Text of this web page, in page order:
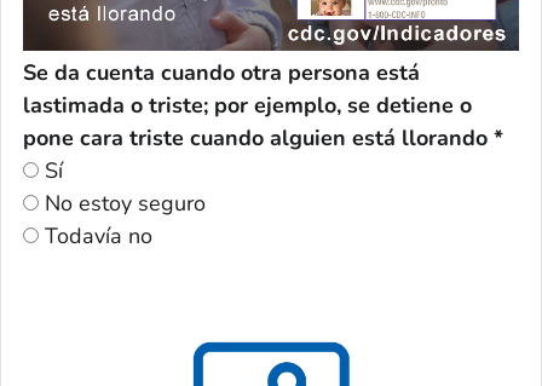
Se da cuenta cuando otra persona está
lastimada o triste; por ejemplo, se detiene o
pone cara triste cuando alguien está llorando *
Sí
No estoy seguro
Todavía no